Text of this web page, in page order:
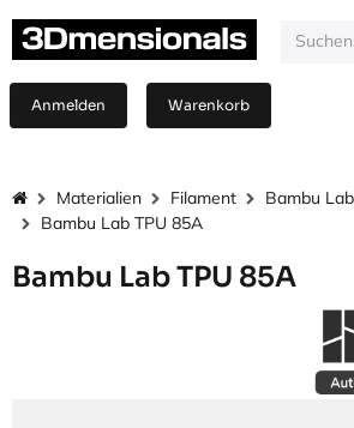
Anmelden Warenkorb
Materialien Filament
Bambu Lab
Bambu Lab TPU 85A
Bambu Lab TPU 85A